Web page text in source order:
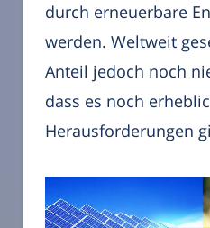
durch erneuerbare
werden. Weltweit
Anteil jedoch noch
dass es noch
Herausforderungen